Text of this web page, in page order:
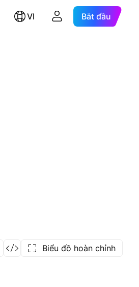
VI Bắt đầu
Biểu đồ hoàn chỉnh